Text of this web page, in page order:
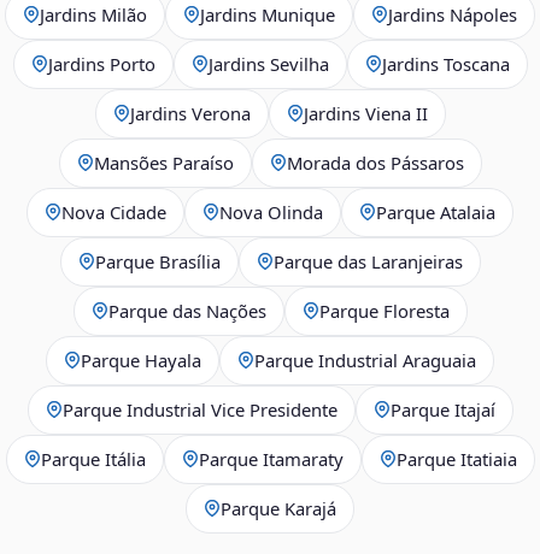
Jardins Milão Jardins Munique Jardins Nápoles
Jardins Porto Jardins Sevilha Jardins Toscana
Jardins Verona Jardins Viena II
Mansões Paraíso Morada dos Pássaros
Nova Cidade Nova Olinda Parque Atalaia
Parque Brasília Parque das Laranjeiras
Parque das Nações Parque Floresta
Parque Hayala Parque Industrial Araguaia
Parque Industrial Vice Presidente Parque Itajaí
Parque Itália Parque Itamaraty Parque Itatiaia
Parque Karajá